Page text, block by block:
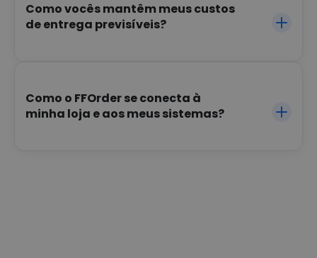
Como vocês mantêm meus custos
de entrega previsíveis?
Como o FFOrder se conecta à
minha loja e aos meus sistemas?